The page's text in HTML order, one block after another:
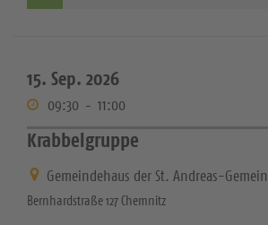
15. Sep. 2026
09:30 - 11:00
Krabbelgruppe
Gemeindehaus der St. Andreas-
Bernhardstraße 127 Chemnitz